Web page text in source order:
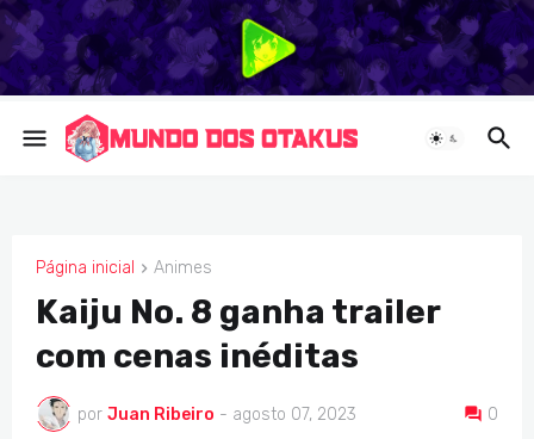
Página inicial Animes
ANIMES
Kaiju No. 8 ganha trailer
com cenas inéditas
por Juan Ribeiro - agosto 07, 2023 0